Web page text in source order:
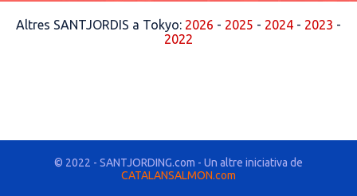
Altres SANTJORDIS a Tokyo: 2026 - 2025 - 2024 - 2023 -
2022
© 2022 - SANTJORDING.com - Un altre iniciativa de
CATALANSALMON.com